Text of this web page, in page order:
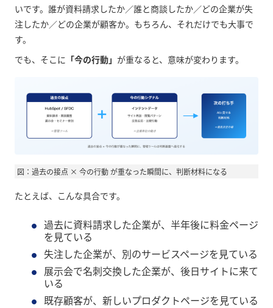
いです。 誰が資料請求したか／誰と商談したか／どの企業が失
注したか／どの企業が顧客か。 もちろん、それだけでも大事で
す。
でも、そこに 「今の行動」 が重なると、意味が変わります。
図：過去の接点 × 今の行動 が重なった瞬間に、判断材料になる
たとえば、こんな具合です。
過去に資料請求した企業が、半年後に料金ページ
を見ている
失注した企業が、別のサービスページを見ている
展示会で名刺交換した企業が、後日サイトに来て
いる
既存顧客が、新しいプロダクトページを見ている